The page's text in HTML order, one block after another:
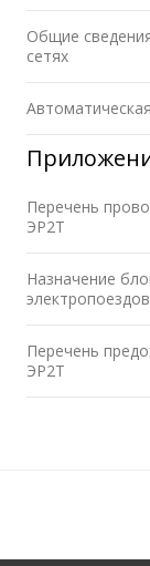
Общие
сетях
Перечень
ЭР2Т
Назначение
Перечень
ЭР2Т